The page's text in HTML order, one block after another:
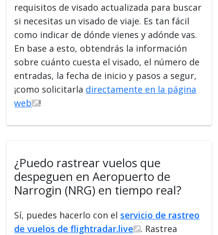
requisitos de visado actualizada para buscar
si necesitas un visado de viaje. Es tan fácil
como indicar de dónde vienes y adónde vas.
En base a esto, obtendrás la información
sobre cuánto cuesta el visado, el número de
entradas, la fecha de inicio y pasos a segur,
¡como solicitarla directamente en la página
web
!
¿Puedo rastrear vuelos que
despeguen en Aeropuerto de
Narrogin (NRG) en tiempo real?
Sí, puedes hacerlo con el servicio de rastreo
de vuelos de flightradar.live
. Rastrea